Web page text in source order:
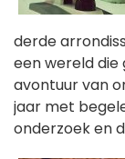
derde
een wereld die
avontuur van
jaar met
onderzoek en